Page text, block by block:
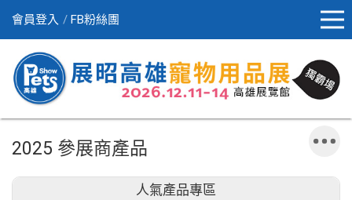
會員登入 FB粉絲團
2025 參展商產品
人氣產品專區